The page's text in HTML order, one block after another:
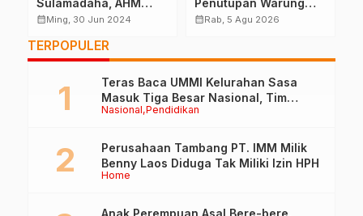
Sulamadaha, AHM
Siap Bertarung Di
calendar_monthMing, 30 Jun 2024
Penutupan Warung
Desa Dibuat AI
calendar_monthRab, 5 Agu 2026
TERPOPULER
Nasional Pendidikan
Teras Baca UMMI Kelurahan Sasa
Masuk Tiga Besar Nasional, Tim
Penilai Lakukan Visitasi di Ternate
Home
Perusahaan Tambang PT. IMM Milik
Benny Laos Diduga Tak Miliki Izin HPH